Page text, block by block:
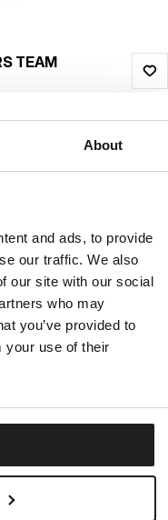
About
and ads, to provide
our traffic. We also
our site with our social
who may
you’ve provided to
your use of their
TEAM